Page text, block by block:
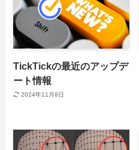
TickTickの最近のアップデ
ート情報
2024年11月8日